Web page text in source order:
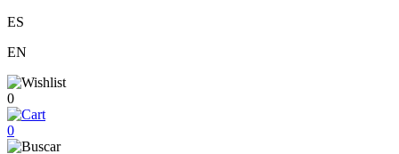
ES
EN
0
0